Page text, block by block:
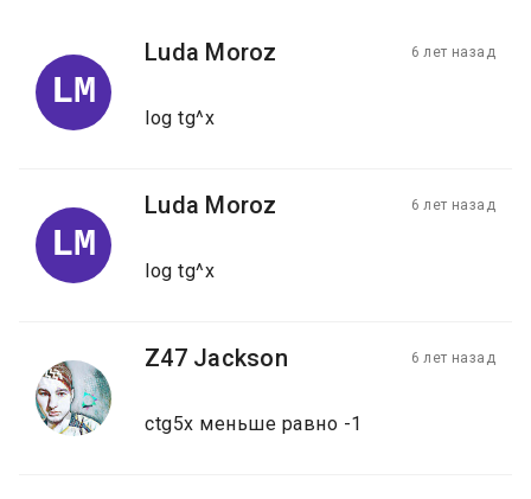
LM
Luda Moroz 6 лет назад
log tg^x
LM
Luda Moroz 6 лет назад
log tg^x
Z47 Jackson 6 лет назад
ctg5x меньше равно -1